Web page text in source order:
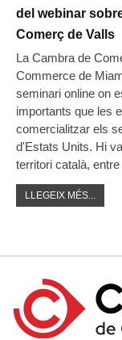
del webinar
Comerç de Valls
La Cambra de
Commerce de
seminari online on
importants que les
comercialitzar els
d'Estats Units. Hi
territori català,
LLEGEIX MÉS...